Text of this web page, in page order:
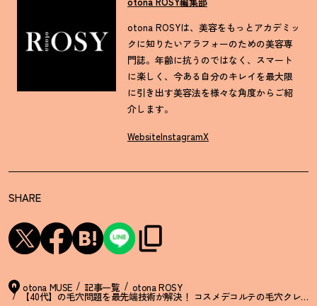
otona ROSYは、美容をもっとアカデミッ
クに知りたいアラフォーのための美容専
門誌。年齢に抗うのではなく、スマート
に楽しく、今ある自分のキレイを最大限
に引き出す美容法を様々な角度からご紹
介します。
WebsiteInstagramX
SHARE
otona MUSE 記事一覧 otona ROSY
【40代】の毛穴問題を最先端技術が解決 ！ コスメデコルテの毛穴クレン